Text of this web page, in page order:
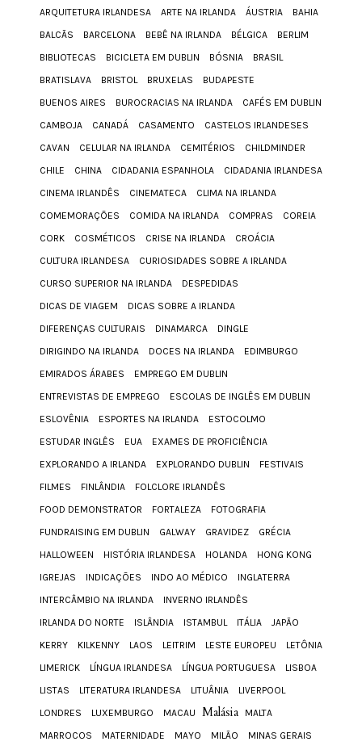
ARQUITETURA IRLANDESA
ARTE NA IRLANDA ÁUSTRIA
BAHIA
BALCÃS
BARCELONA BEBÊ NA IRLANDA BÉLGICA
BERLIM
BIBLIOTECAS
BICICLETA EM DUBLIN BÓSNIA
BRASIL
BRATISLAVA
BRISTOL BRUXELAS
BUDAPESTE
BUENOS AIRES
BUROCRACIAS NA IRLANDA
CAFÉS EM DUBLIN
CAMBOJA
CANADÁ CASAMENTO
CASTELOS IRLANDESES
CAVAN
CELULAR NA IRLANDA CEMITÉRIOS
CHILDMINDER
CHILE
CHINA CIDADANIA ESPANHOLA
CIDADANIA IRLANDESA
CINEMA IRLANDÊS
CINEMATECA
CLIMA NA IRLANDA
COMEMORAÇÕES
COMIDA NA IRLANDA COMPRAS
COREIA
CORK
COSMÉTICOS CRISE NA IRLANDA
CROÁCIA
CULTURA IRLANDESA
CURIOSIDADES SOBRE A IRLANDA
CURSO SUPERIOR NA IRLANDA
DESPEDIDAS
DICAS DE VIAGEM
DICAS SOBRE A IRLANDA
DIFERENÇAS CULTURAIS
DINAMARCA
DINGLE
DIRIGINDO NA IRLANDA
DOCES NA IRLANDA
EDIMBURGO
EMIRADOS ÁRABES
EMPREGO EM DUBLIN
ENTREVISTAS DE EMPREGO
ESCOLAS DE INGLÊS EM DUBLIN
ESLOVÊNIA
ESPORTES NA IRLANDA
ESTOCOLMO
ESTUDAR INGLÊS
EUA
EXAMES DE PROFICIÊNCIA
EXPLORANDO A IRLANDA
EXPLORANDO DUBLIN
FESTIVAIS
FILMES
FINLÂNDIA
FOLCLORE IRLANDÊS
FOOD DEMONSTRATOR
FORTALEZA
FOTOGRAFIA
FUNDRAISING EM DUBLIN
GALWAY GRAVIDEZ
GRÉCIA
HALLOWEEN
HISTÓRIA IRLANDESA HOLANDA
HONG KONG
IGREJAS
INDICAÇÕES INDO AO MÉDICO
INGLATERRA
INTERCÂMBIO NA IRLANDA
INVERNO IRLANDÊS
IRLANDA DO NORTE
ISLÂNDIA ISTAMBUL ITÁLIA
JAPÃO
KERRY
KILKENNY LAOS LEITRIM LESTE EUROPEU
LETÔNIA
LIMERICK
LÍNGUA IRLANDESA LÍNGUA PORTUGUESA
LISBOA
LISTAS
LITERATURA IRLANDESA LITUÂNIA
LIVERPOOL
LONDRES
LUXEMBURGO MACAU Malásia
MALTA
MARROCOS
MATERNIDADE MAYO MILÃO
MINAS GERAIS